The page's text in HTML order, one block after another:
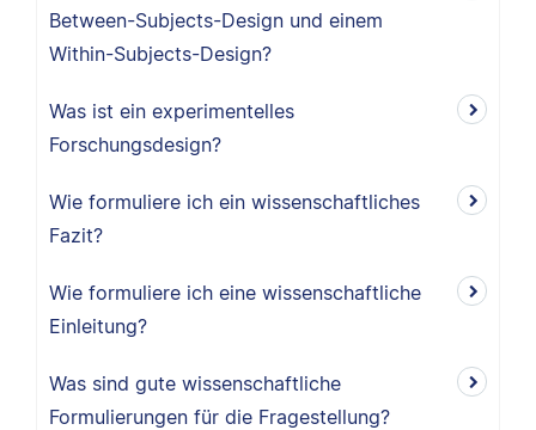
Between-Subjects-Design und einem
Within-Subjects-Design?
Was ist ein experimentelles
Forschungsdesign?
Wie formuliere ich ein wissenschaftliches
Fazit?
Wie formuliere ich eine wissenschaftliche
Einleitung?
Was sind gute wissenschaftliche
Formulierungen für die Fragestellung?